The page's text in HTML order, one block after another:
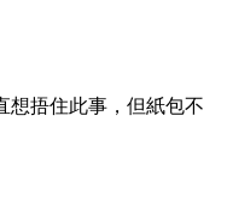
想捂住此事，但紙包不